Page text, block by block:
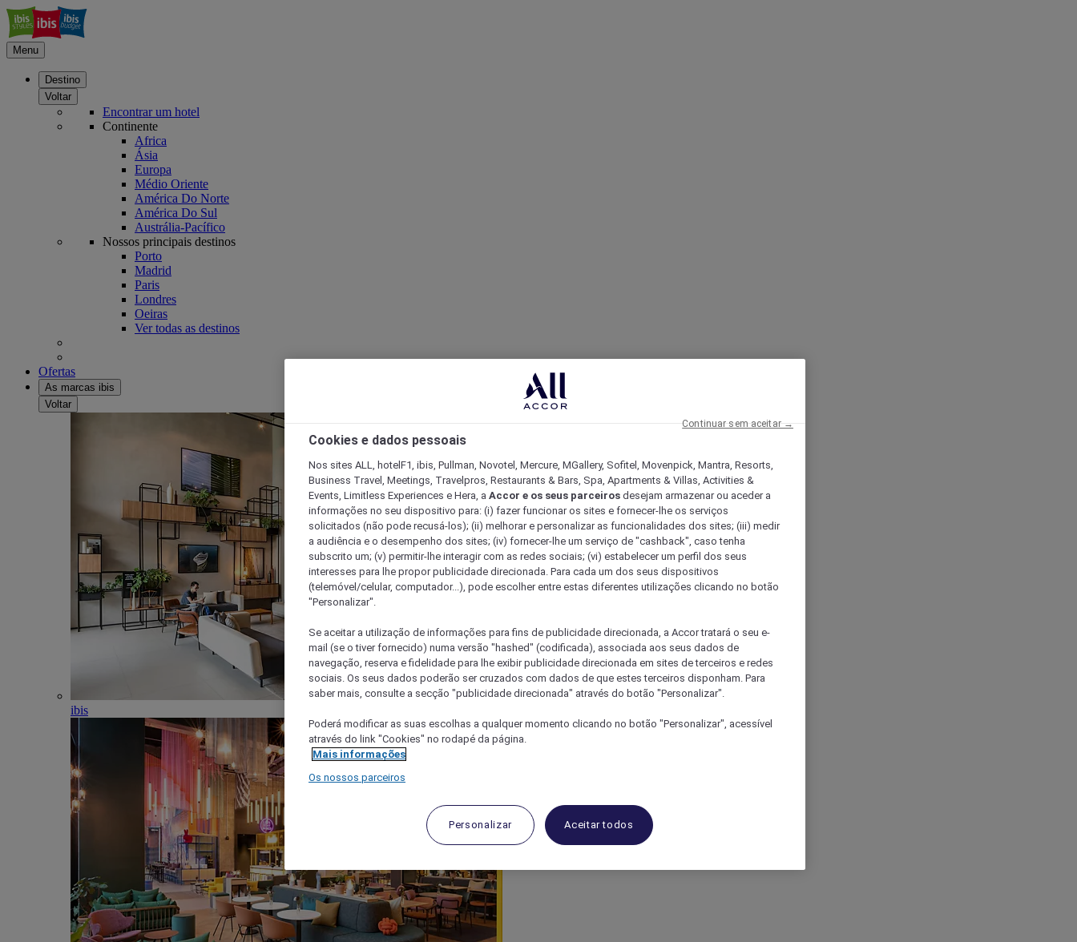
Menu
Destino
Voltar
Encontrar um hotel
Continente
Africa
Ásia
Europa
Médio Oriente
América Do Norte
América Do Sul
Austrália-Pacífico
Nossos principais destinos
Porto
Madrid
Paris
Londres
Oeiras
Ver todas as destinos
Ofertas
As marcas ibis
Voltar
ibis
Cookies e dados pessoais
Nos sites ALL, hotelF1, ibis, Pullman, Novotel, Mercure, MGallery, Sofitel, Movenpick, Mantra, Resorts,
Business Travel, Meetings, Travelpros, Restaurants & Bars, Spa, Apartments & Villas, Activities &
Events, Limitless Experiences e Hera, a Accor e os seus parceiros desejam armazenar ou aceder a
informações no seu dispositivo para: (i) fazer funcionar os sites e fornecer-lhe os serviços
solicitados (não pode recusá-los); (ii) melhorar e personalizar as funcionalidades dos sites; (iii) medir
a audiência e o desempenho dos sites; (iv) fornecer-lhe um serviço de "cashback", caso tenha
subscrito um; (v) permitir-lhe interagir com as redes sociais; (vi) estabelecer um perfil dos seus
interesses para lhe propor publicidade direcionada. Para cada um dos seus dispositivos
(telemóvel/celular, computador...), pode escolher entre estas diferentes utilizações clicando no botão
"Personalizar".
Se aceitar a utilização de informações para fins de publicidade direcionada, a Accor tratará o seu e-
mail (se o tiver fornecido) numa versão "hashed" (codificada), associada aos seus dados de
navegação, reserva e fidelidade para lhe exibir publicidade direcionada em sites de terceiros e redes
sociais. Os seus dados poderão ser cruzados com dados de que estes terceiros disponham. Para
saber mais, consulte a secção "publicidade direcionada" através do botão "Personalizar".
Poderá modificar as suas escolhas a qualquer momento clicando no botão "Personalizar", acessível
através do link "Cookies" no rodapé da página.
Mais informações
Os nossos parceiros
Personalizar Aceitar todos
Continuar sem aceitar →